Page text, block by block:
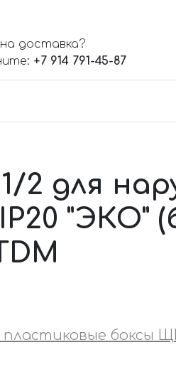
доставка?
+7 914 791-45-87
2 для
"ЭКО"
пластиковые боксы